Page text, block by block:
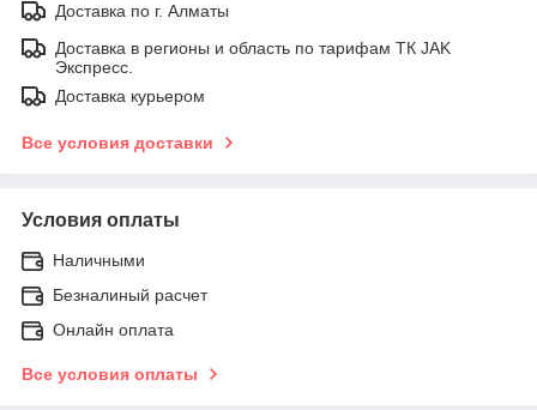
Доставка по г. Алматы
Доставка в регионы и область по тарифам ТК JAK
Экспресс.
Доставка курьером
Все условия доставки
Условия оплаты
Наличными
Безналиный расчет
Онлайн оплата
Все условия оплаты